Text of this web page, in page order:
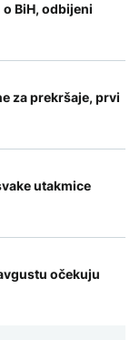
BiH, odbijeni
za prekršaje, prvi
utakmice
očekuju